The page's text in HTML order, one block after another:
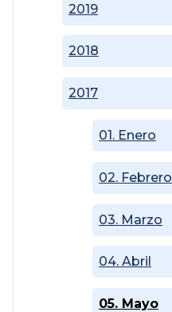
2017
01. Enero
02. Febrero
03. Marzo
04. Abril
05. Mayo
2018
2019